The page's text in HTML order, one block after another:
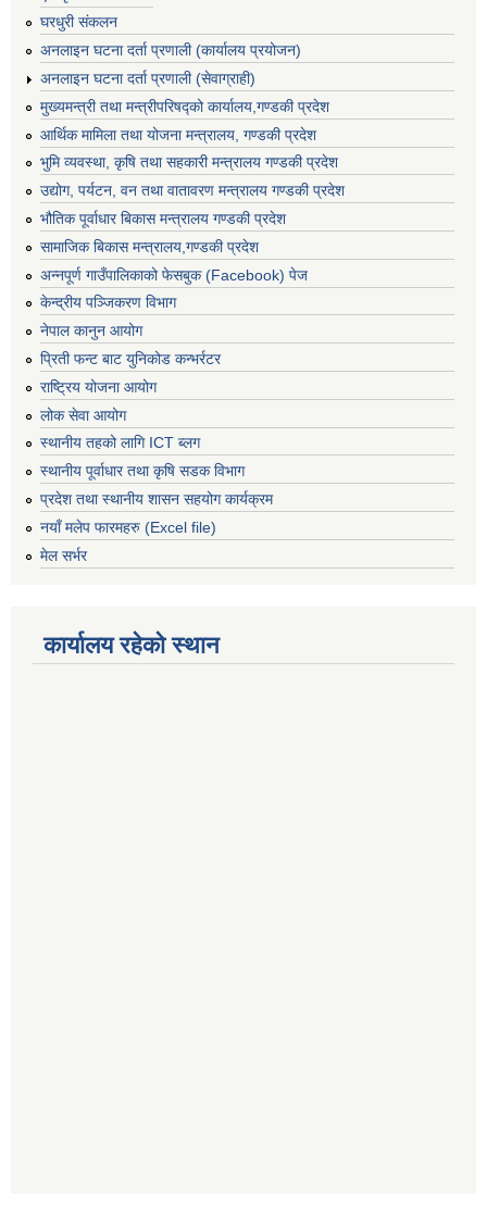
घरधुरी संकलन
अनलाइन घटना दर्ता प्रणाली (कार्यालय प्रयोजन)
अनलाइन घटना दर्ता प्रणाली (सेवाग्राही)
मुख्यमन्त्री तथा मन्त्रीपरिषद्को कार्यालय,गण्डकी प्रदेश
आर्थिक मामिला तथा योजना मन्त्रालय, गण्डकी प्रदेश
भुमि व्यवस्था, कृषि तथा सहकारी मन्त्रालय गण्डकी प्रदेश
उद्योग, पर्यटन, वन तथा वातावरण मन्त्रालय गण्डकी प्रदेश
भौतिक पूर्वाधार बिकास मन्त्रालय गण्डकी प्रदेश
सामाजिक बिकास मन्त्रालय,गण्डकी प्रदेश
अन्नपूर्ण गाउँपालिकाको फेसबुक (Facebook) पेज
केन्द्रीय पञ्जिकरण विभाग
नेपाल कानुन आयोग
प्रिती फन्ट बाट युनिकोड कन्भर्रटर
राष्ट्रिय योजना आयोग
लोक सेवा आयोग
स्थानीय तहको लागि ICT ब्लग
स्थानीय पूर्वाधार तथा कृषि सडक विभाग
प्रदेश तथा स्थानीय शासन सहयोग कार्यक्रम
नयाँ मलेप फारमहरु (Excel file)
मेल सर्भर
कार्यालय रहेको स्थान